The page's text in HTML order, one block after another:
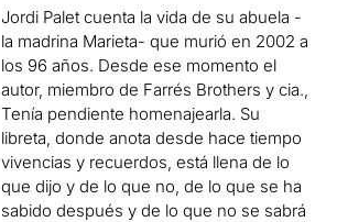
Jordi Palet cuenta la vida de su abuela -
la madrina Marieta- que murió en 2002 a
los 96 años. Desde ese momento el
autor, miembro de Farrés Brothers y cia.,
Tenía pendiente homenajearla. Su
libreta, donde anota desde hace tiempo
vivencias y recuerdos, está llena de lo
que dijo y de lo que no, de lo que se ha
sabido después y de lo que no se sabrá